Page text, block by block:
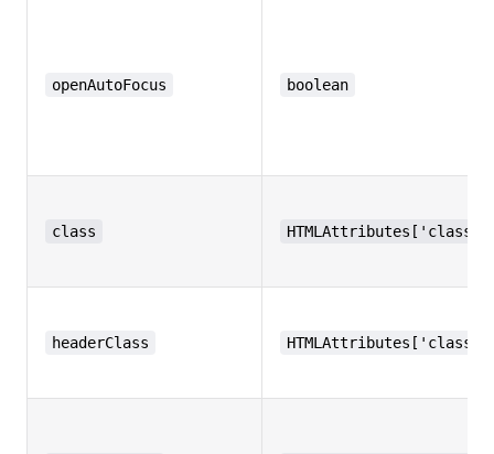
openAutoFocus boolean
class HTMLAttributes['class']
headerClass HTMLAttributes['class']